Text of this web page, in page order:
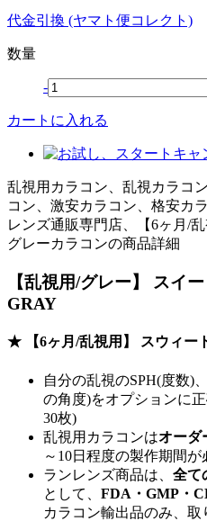
代金引換 (ヤマト便コレクト)
数量
-
カートに入れる
乱視用カラコン、乱視カラコ
コン、激安カラコン、格安カ
レンズ通販専門店、【6ヶ月/
グレーカラコンの商品詳細
【乱視用/グレー】 スイ
GRAY
★ 【6ヶ月/乱視用】 スウィー
自分の乱視のSPH(度数)
の角度)をオプションに
30枚)
乱視用カラコンはオーダ
～10日程度の製作期間が
ランレンズ商品は、 全て
として、 FDA・GMP・
カラコン輸出品のみ、